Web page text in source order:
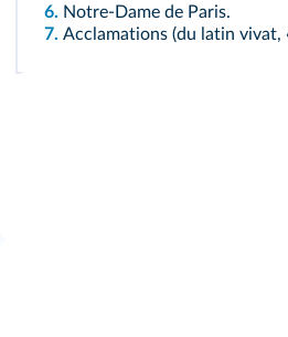
6. Notre-Dame de Paris.
7. Acclamations (du latin vivat,